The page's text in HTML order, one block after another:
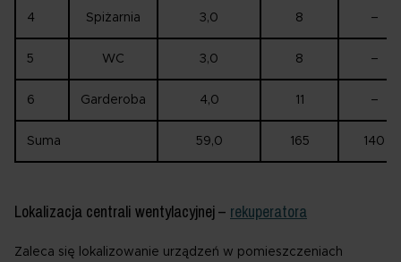
4 Spiżarnia 3,0 8 –
5 WC 3,0 8 –
6 Garderoba 4,0 11 –
Suma 59,0 165 140
Lokalizacja centrali wentylacyjnej – rekuperatora
Zaleca się lokalizowanie urządzeń w pomieszczeniach